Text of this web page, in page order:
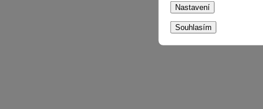
Nastavení
Souhlasím